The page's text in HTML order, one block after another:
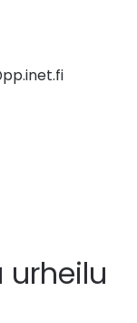
urheilu